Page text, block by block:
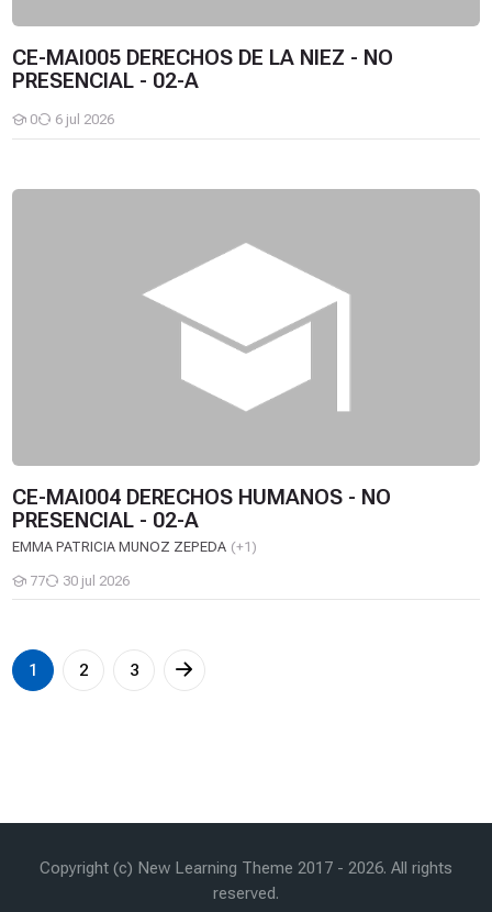
CE-MAI005 DERECHOS DE LA NIEZ - NO
PRESENCIAL - 02-A
0
Estudiantes
6 jul 2026
CE-MAI004 DERECHOS HUMANOS - NO
PRESENCIAL - 02-A
EMMA PATRICIA MUNOZ ZEPEDA (+1)
77
Estudiantes
30 jul 2026
CE-MAI004 DERECHOS HUMANOS - NO PRESENCIAL - 02-A
1 2 3
Copyright (c) New Learning Theme 2017 - 2026. All rights
reserved.